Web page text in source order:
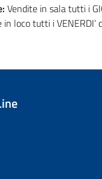
Vendite in sala tutti i
loco tutti i VENERDI’